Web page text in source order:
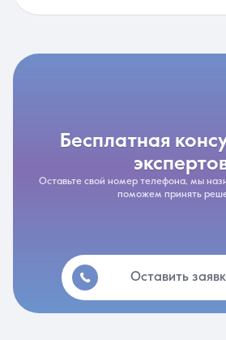
бесплатная консультация
Оставьте свой номер телефона, мы
поможем принять
Оставить